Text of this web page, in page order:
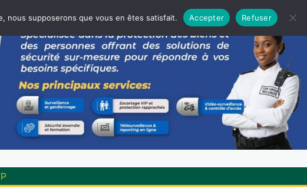
nous supposerons que vous en êtes satisfait. Accepter Refuser